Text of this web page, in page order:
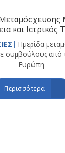
και Ιατρικός
Ημερίδα
συμβούλους από
Ευρώπη
Περισσότερα